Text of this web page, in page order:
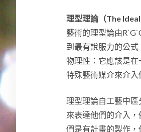
理型理論（The
藝術的理型論由
到最有說服力的公
物理性：它應該是
特殊藝術媒介來介入
理型理論自工藝中
來表達他們的介入
們是有計畫的製作